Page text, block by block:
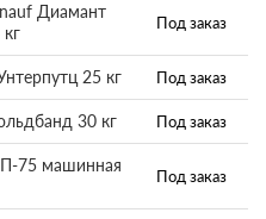
Диамант
Под заказ
25 кг Под заказ
30 кг Под заказ
75 машинная
Под заказ